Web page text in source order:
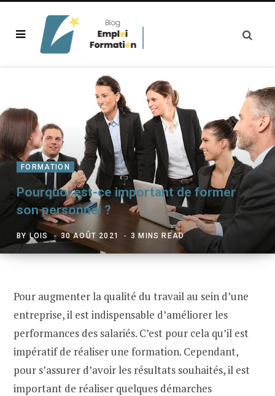
FORMATION
Pourquoi est-ce important de former
son personnel ?
BY LOIS 30 AOÛT 2021 3 MINS READ
Pour augmenter la qualité du travail au sein d’une
entreprise, il est indispensable d’améliorer les
performances des salariés. C’est pour cela qu’il est
impératif de réaliser une formation. Cependant,
pour s’assurer d’avoir les résultats souhaités, il est
important de réaliser quelques démarches